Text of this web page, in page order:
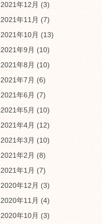
2021年12月 (3)
2021年11月 (7)
2021年10月 (13)
2021年9月 (10)
2021年8月 (10)
2021年7月 (6)
2021年6月 (7)
2021年5月 (10)
2021年4月 (12)
2021年3月 (10)
2021年2月 (8)
2021年1月 (7)
2020年12月 (3)
2020年11月 (4)
2020年10月 (3)